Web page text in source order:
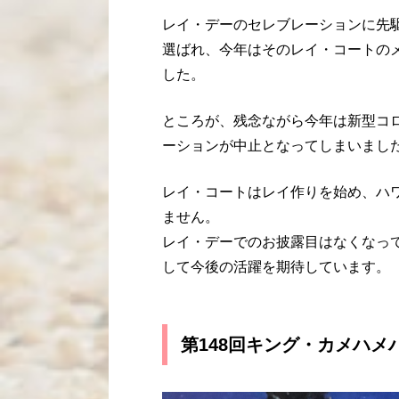
レイ・デーのセレブレーションに
選ばれ、今年はそのレイ・コートの
した。
ところが、残念ながら今年は新型コ
ーションが中止となってしまいまし
レイ・コートはレイ作りを始め、
ません。
レイ・デーでのお披露目はなくな
して今後の活躍を期待しています。
第148回キング・カメハメ